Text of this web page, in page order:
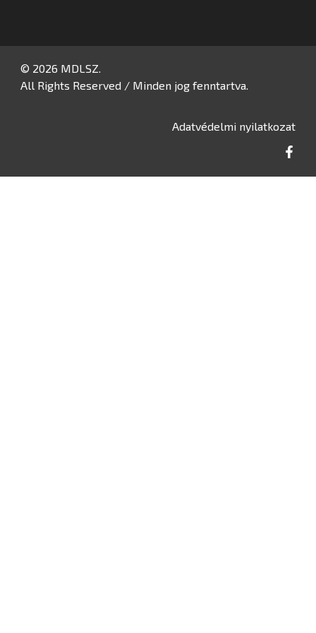
© 2026 MDLSZ.
All Rights Reserved / Minden jog fenntartva.
Adatvédelmi nyilatkozat